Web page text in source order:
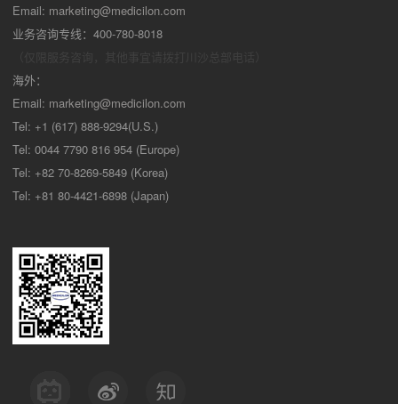
Email: marketing@medicilon.com
业务咨询专线：400-780-8018
海外：
Email: marketing@medicilon.com
Tel: +1 (617) 888-9294(U.S.)
Tel: 0044 7790 816 954 (Europe)
Tel: +82 70-8269-5849 (Korea)
Tel: +81 80-4421-6898 (Japan)